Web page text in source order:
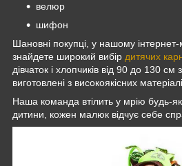
велюр
шифон
Шановні покупці, у нашому
знайдете широкий вибір дитячих
дівчаток і хлопчиків від 90 до 130 см
виготовлені з високоякісних
Наша команда втілить у мрію будь-
дитини, кожен малюк відчує себе